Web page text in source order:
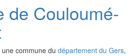
de Couloumé-
commune du département du Gers,